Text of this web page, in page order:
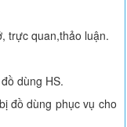
trực quan,thảo luận.
dùng HS.
đồ dùng phục vụ cho